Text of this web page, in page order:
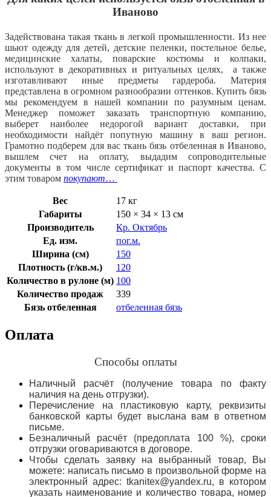
Иваново
Задействована такая ткань в легкой промышленности. Из нее
шьют одежду для детей, детские пеленки, постельное белье,
медицинские халаты, поварские костюмы и колпаки,
используют в декоративных и ритуальных целях, а также
изготавливают иные предметы гардероба. Материя
представлена в огромном разнообразии оттенков. Купить бязь
мы рекомендуем в нашей компании по разумным ценам.
Менеджер поможет заказать транспортную компанию,
выберет наиболее недорогой вариант доставки, при
необходимости найдёт попутную машину в ваш регион.
Грамотно подберем для вас ткань бязь отбеленная в Иваново,
вышлем счет на оплату, выдадим сопроводительные
документы в том числе сертификат и паспорт качества. С
этим товаром покупают…
Вес
17 кг
Габариты
150 × 34 × 13 см
Производитель
Кр. Октябрь
Ед. изм.
пог.м.
Ширина (см)
150
Плотность (г/кв.м.)
120
Количество в рулоне (м) 100
Количество продаж
339
Бязь отбеленная
отбеленная бязь
Оплата
Способы оплаты
Наличный расчёт (получение товара по факту
наличия на день отгрузки).
Перечисление на пластиковую карту, реквизиты
банковской карты будет выслана вам в ответном
письме.
Безналичный расчёт (предоплата 100 %), сроки
отгрузки оговариваются в договоре.
Чтобы сделать заявку на выбранный товар, Вы
можете: написать письмо в произвольной форме на
электронный адрес: tkanitex@yandex.ru, в котором
указать наименование и количество товара, номер